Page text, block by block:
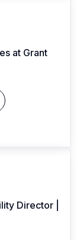
at Grant
Director |